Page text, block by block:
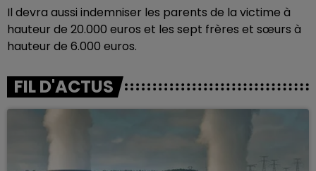
Il devra aussi indemniser les parents de la victime à
hauteur de 20.000 euros et les sept frères et sœurs à
hauteur de 6.000 euros.
FIL D'ACTUS